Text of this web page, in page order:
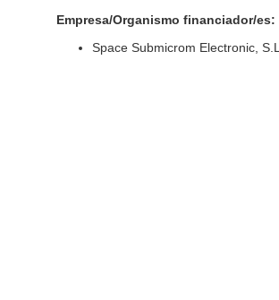
Empresa/Organismo financiador/es:
Space Submicrom Electronic, S.L.